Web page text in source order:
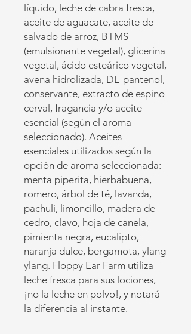
líquido, leche de cabra fresca,
aceite de aguacate, aceite de
salvado de arroz, BTMS
(emulsionante vegetal), glicerina
vegetal, ácido esteárico vegetal,
avena hidrolizada, DL-pantenol,
conservante, extracto de espino
cerval, fragancia y/o aceite
esencial (según el aroma
seleccionado). Aceites
esenciales utilizados según la
opción de aroma seleccionada:
menta piperita, hierbabuena,
romero, árbol de té, lavanda,
pachulí, limoncillo, madera de
cedro, clavo, hoja de canela,
pimienta negra, eucalipto,
naranja dulce, bergamota, ylang
ylang. Floppy Ear Farm utiliza
leche fresca para sus lociones,
¡no la leche en polvo!, y notará
la diferencia al instante.